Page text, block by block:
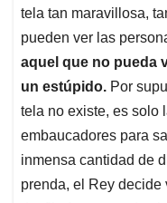
tela tan maravillosa,
pueden ver las
aquel que no pueda
un estúpido. Por
tela no existe, es solo
embaucadores para
inmensa cantidad de
prenda, el Rey decide